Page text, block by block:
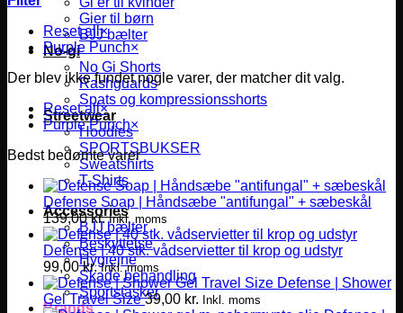
Gier til børn
BJJ bælter
No-gi
No Gi Shorts
Rashguards
Spats og kompressionsshorts
Streetwear
Hoodies
SPORTSBUKSER
Sweatshirts
T-Shirts
Accessories
BJJ bælter
Beskyttelse
Hygiejne
Skade behandling
Sportstasker
Brands
Reset all×
Purple Punch×
Der blev ikke fundet nogle varer, der matcher dit valg.
Reset all×
Purple Punch×
Bedst bedømte varer
Defense Soap | Håndsæbe "antifungal" + sæbeskål
139,00kr. Inkl. moms
Defense | 40 stk. vådservietter til krop og udstyr
99,00kr. Inkl. moms
Defense | Shower
Gel Travel Size 39,00 kr. Inkl. moms